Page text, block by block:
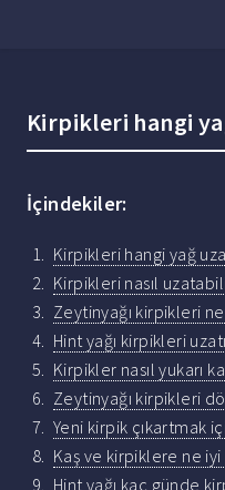
Kirpikleri hangi
İçindekiler:
Kirpikleri hangi yağ
Kirpikleri nasıl
Zeytinyağı kirpikleri
Hint yağı kirpikleri
Kirpikler nasıl yukarı
Zeytinyağı kirpikleri
Yeni kirpik çıkartmak
Kaş ve kirpiklere ne iyi
Hint yağı kaç günde